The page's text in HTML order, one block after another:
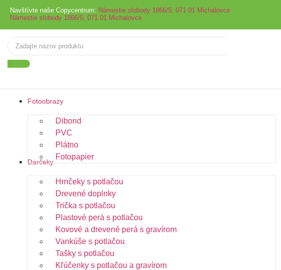
Navštívte naše Copycentrum: Námestie slobody 1866/5, 071 01 Michalovce
Námestie slobody 1866/5, 071 01 Michalovce
Fotoobrazy
Dibond
PVC
Plátno
Fotopapier
Darčeky
Hrnčeky s potlačou
Drevené doplnky
Trička s potlačou
Plastové perá s potlačou
Kovové a drevené perá s gravírom
Vankúše s potlačou
Tašky s potlačou
Kľúčenky s potlačou a gravírom